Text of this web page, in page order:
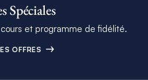
Spéciales
et programme de fidélité.
OFFRES